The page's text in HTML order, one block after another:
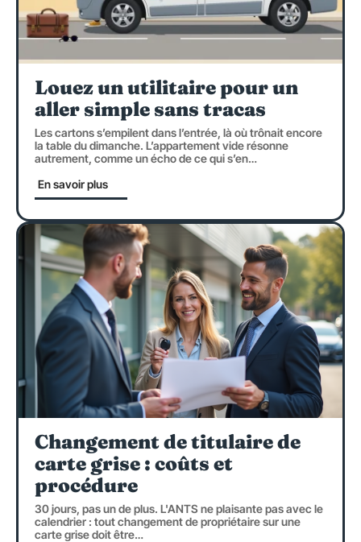
Louez un utilitaire pour un
aller simple sans tracas
Les cartons s’empilent dans l’entrée, là où trônait encore
la table du dimanche. L’appartement vide résonne
autrement, comme un écho de ce qui s’en…
En savoir plus
Changement de titulaire de
carte grise : coûts et
procédure
30 jours, pas un de plus. L'ANTS ne plaisante pas avec le
calendrier : tout changement de propriétaire sur une
carte grise doit être…